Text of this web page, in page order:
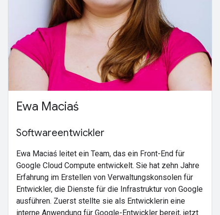
Ewa Maciaś
Softwareentwickler
Ewa Maciaś leitet ein Team, das ein Front-End für
Google Cloud Compute entwickelt. Sie hat zehn Jahre
Erfahrung im Erstellen von Verwaltungskonsolen für
Entwickler, die Dienste für die Infrastruktur von Google
ausführen. Zuerst stellte sie als Entwicklerin eine
interne Anwendung für Google-Entwickler bereit, jetzt